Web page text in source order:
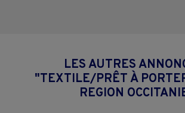
LES AUTRES
"TEXTILE/PRÊT À
REGION